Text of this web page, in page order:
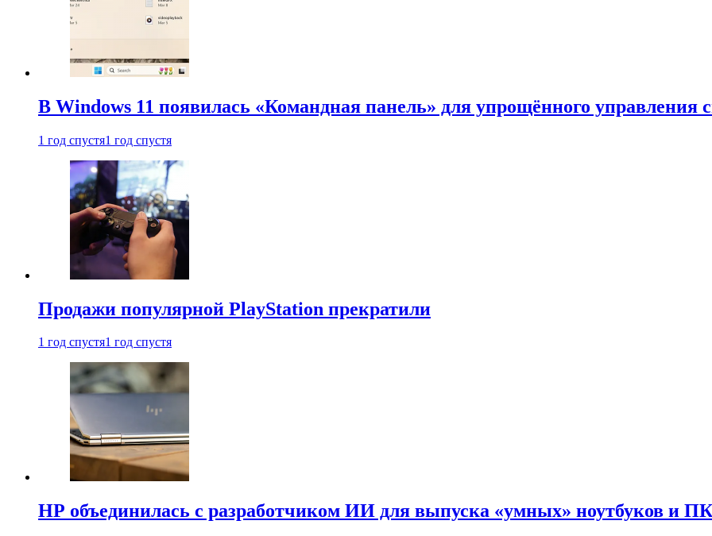
В Windows 11 появилась «Командная панель» для упрощённого управления
1 год спустя1 год спустя
Продажи популярной PlayStation прекратили
1 год спустя1 год спустя
HP объединилась с разработчиком ИИ для выпуска «умных» ноутбуков и ПК